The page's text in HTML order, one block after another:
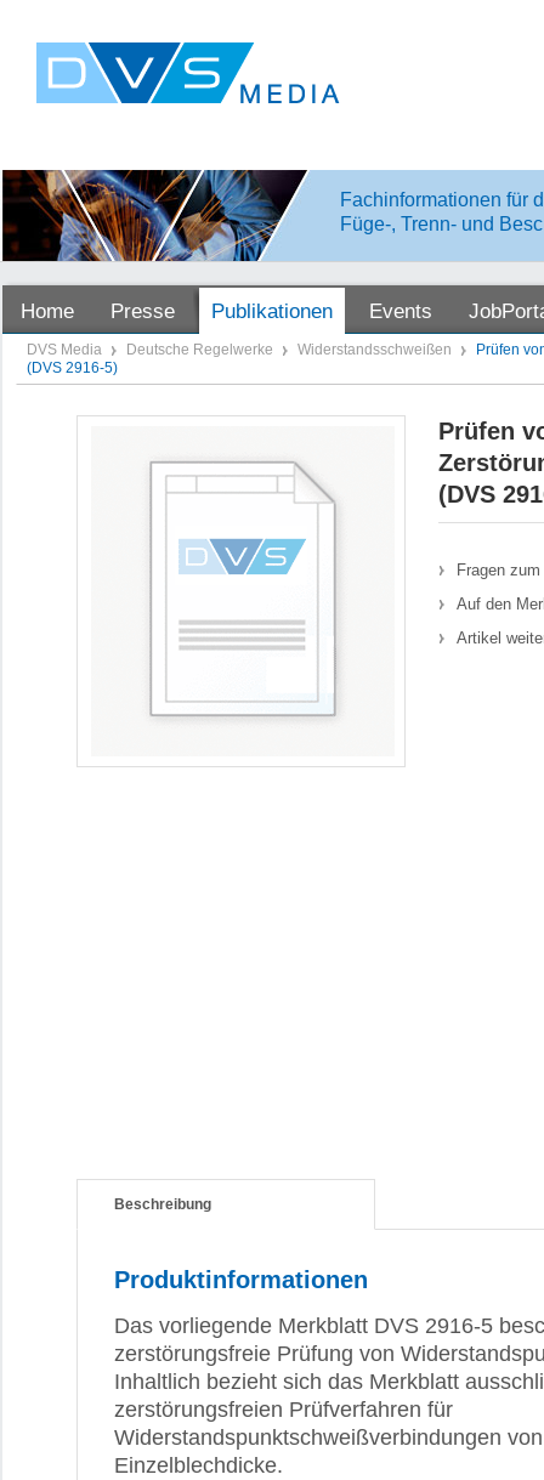
Fachinformationen für
Füge-, Trenn- und
Home Presse Publikationen Events
DVS Media Deutsche Regelwerke Widerstandsschweißen
Prüfen
(DVS 2916-5)
Prüfen
(DVS
Fragen
Auf den
Artikel
Beschreibung
Produktinformationen
Das vorliegende Merkblatt DVS 2916-5
zerstörungsfreie Prüfung von
Inhaltlich bezieht sich das Merkblatt
zerstörungsfreien Prüfverfahren für
Widerstandspunktschweißverbindungen
Einzelblechdicke.